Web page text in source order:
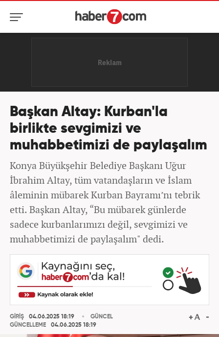
Başkan Altay: Kurban'la
birlikte sevgimizi ve
muhabbetimizi de paylaşalım
Konya Büyükşehir Belediye Başkanı Uğur
İbrahim Altay, tüm vatandaşların ve İslam
âleminin mübarek Kurban Bayramı’nı tebrik
etti. Başkan Altay, “Bu mübarek günlerde
sadece kurbanlarımızı değil, sevgimizi ve
muhabbetimizi de paylaşalım" dedi.
GİRİŞ
04.06.2025 18:19
GÜNCELLEME
04.06.2025 18:19
GÜNCEL